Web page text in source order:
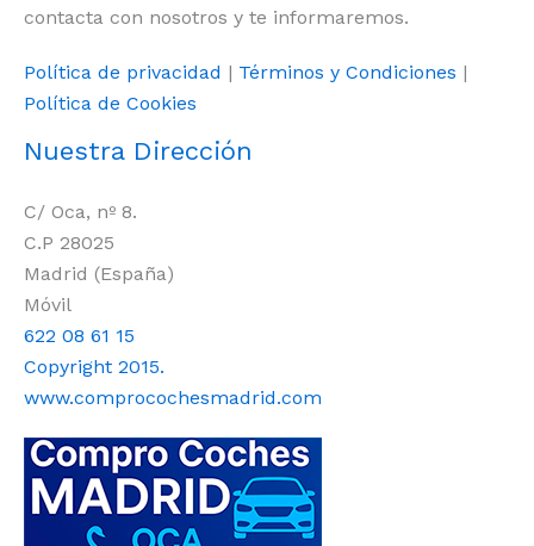
contacta con nosotros y te informaremos.
Política de privacidad | Términos y Condiciones |
Política de Cookies
Nuestra Dirección
C/ Oca, nº 8.
C.P 28025
Madrid (España)
Móvil
622 08 61 15
Copyright 2015.
www.comprocochesmadrid.com